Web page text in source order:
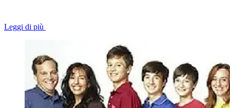
Leggi di più